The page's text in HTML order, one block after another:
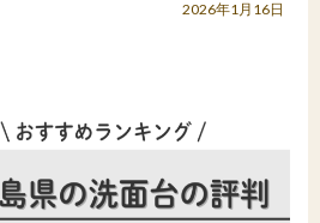
2026年1月16日